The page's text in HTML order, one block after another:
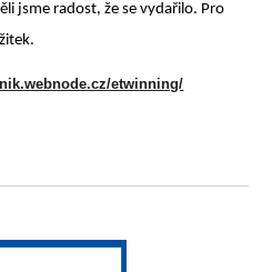
jsme radost, že se vydařilo. Pro
etwinning/